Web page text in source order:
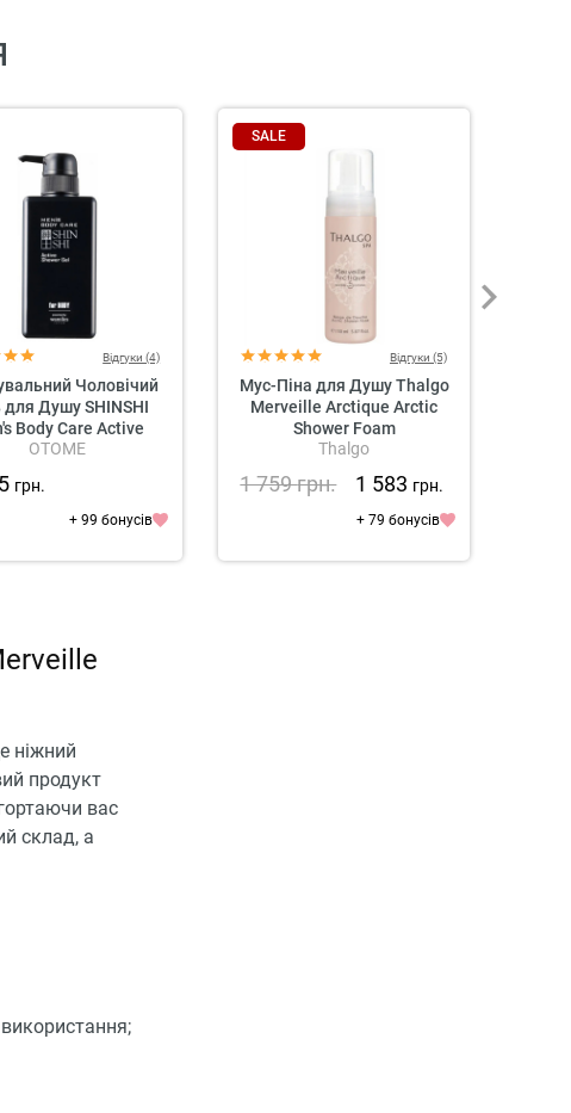
Відгуки (4)
Чоловічий
для Душу SHINSHI
Body Care Active
Shower Gel
OTOME
грн.
+ 99 бонусів
SALE
Відгуки (5)
Мус-Піна для Душу Thalgo
Merveille Arctique Arctic
Shower Foam
Thalgo
1 759грн. 1 583 грн.
+ 79 бонусів
ніжний
продукт
вас
склад, а